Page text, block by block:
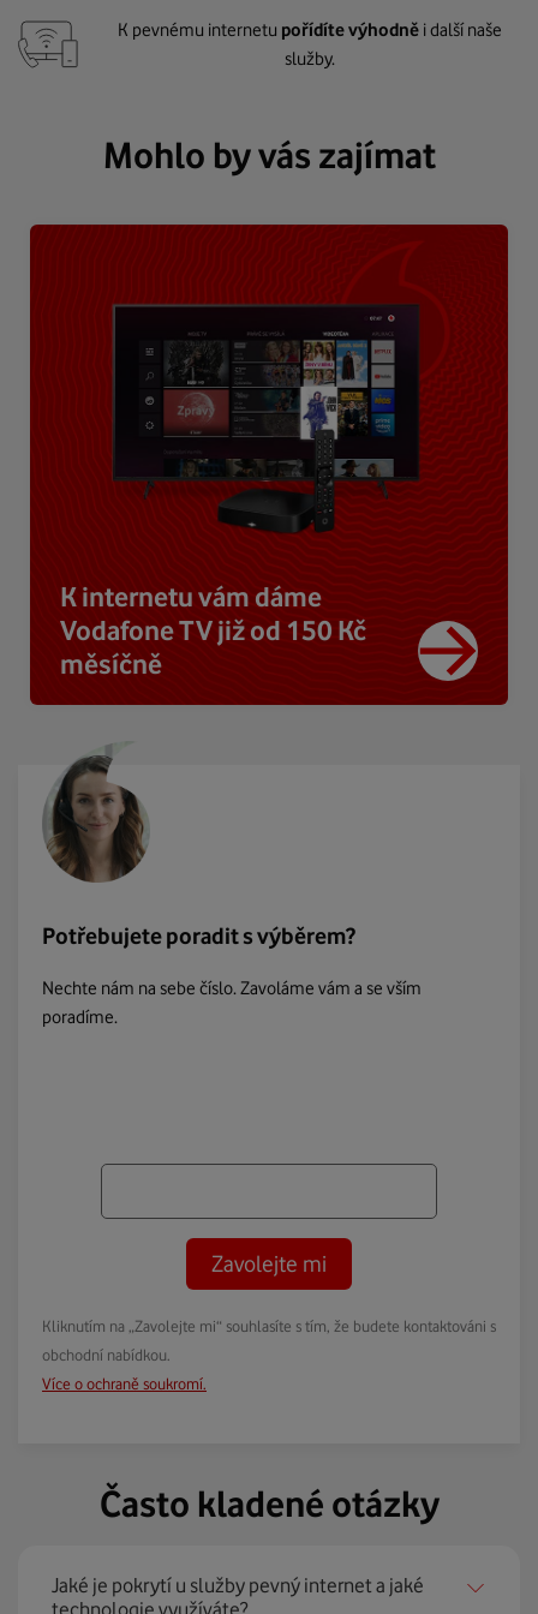
K pevnému internetu pořídíte výhodně i další naše
služby.
Mohlo by vás zajímat
K internetu vám dáme
Vodafone TV již od 150 Kč
měsíčně
Potřebujete poradit s výběrem?
Nechte nám na sebe číslo. Zavoláme vám a se vším
poradíme.
Zavolejte mi
Kliknutím na „Zavolejte mi“ souhlasíte s tím, že budete kontaktováni s
obchodní nabídkou.
Více o ochraně soukromí.
Často kladené otázky
Jaké je pokrytí u služby pevný internet a jaké
technologie využíváte?